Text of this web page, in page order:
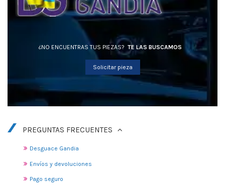
¿NO ENCUENTRAS TUS PIEZAS? TE LAS BUSCAMOS
Solicitar pieza
PREGUNTAS FRECUENTES
Desguace Gandia
Envíos y devoluciones
Pago seguro